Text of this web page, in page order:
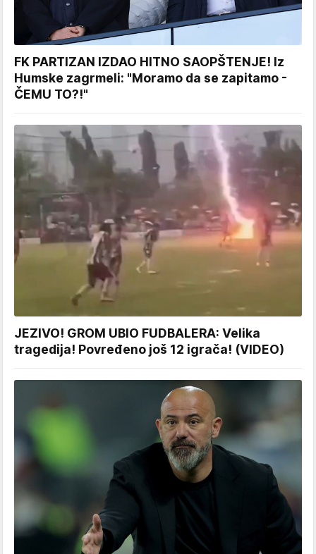
FK PARTIZAN IZDAO HITNO SAOPŠTENJE! Iz
Humske zagrmeli: "Moramo da se zapitamo -
ČEMU TO?!"
JEZIVO! GROM UBIO FUDBALERA: Velika
tragedija! Povređeno još 12 igrača! (VIDEO)